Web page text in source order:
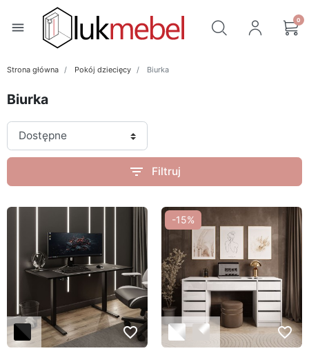
menu 0
Strona główna Pokój dziecięcy Biurka
Biurka
filter_list Filtruj
favorite_border
-15%
favorite_border